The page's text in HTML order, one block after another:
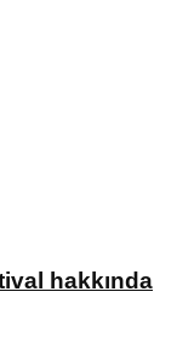
hakkında